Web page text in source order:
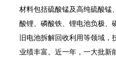
材料包括硫酸锰及高纯硫酸锰
酸锂、磷酸铁、锂电池负极
旧电池拆解回收利用等领域
业绩丰富。近一年，一大